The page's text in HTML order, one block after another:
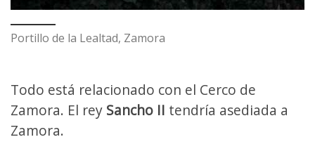
Portillo de la Lealtad, Zamora
Todo está relacionado con el Cerco de
Zamora. El rey Sancho II tendría asediada a
Zamora.